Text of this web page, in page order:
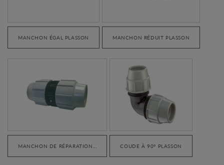
MANCHON ÉGAL PLASSON MANCHON RÉDUIT PLASSON
MANCHON DE RÉPARATION... COUDE À 90° PLASSON